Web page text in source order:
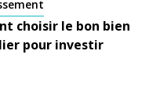
choisir le bon bien
pour investir